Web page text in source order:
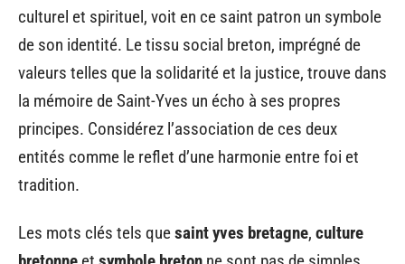
culturel et spirituel, voit en ce saint patron un symbole
de son identité. Le tissu social breton, imprégné de
valeurs telles que la solidarité et la justice, trouve dans
la mémoire de Saint-Yves un écho à ses propres
principes. Considérez l’association de ces deux
entités comme le reflet d’une harmonie entre foi et
tradition.
Les mots clés tels quesaint yves bretagne, culture